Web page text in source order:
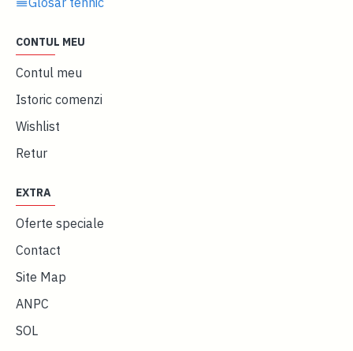
CONTUL MEU
Contul meu
Istoric comenzi
Wishlist
Retur
EXTRA
Oferte speciale
Contact
Site Map
ANPC
SOL